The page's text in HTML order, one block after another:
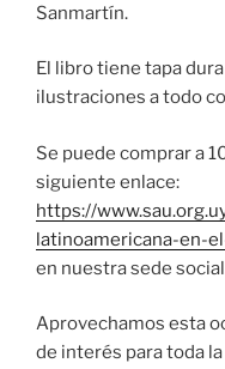
Sanmartín.
El libro tiene tapa
ilustraciones a todo
Se puede comprar a
siguiente enlace:
https://
latinoamericana-en-
en nuestra sede
Aprovechamos esta
de interés para toda